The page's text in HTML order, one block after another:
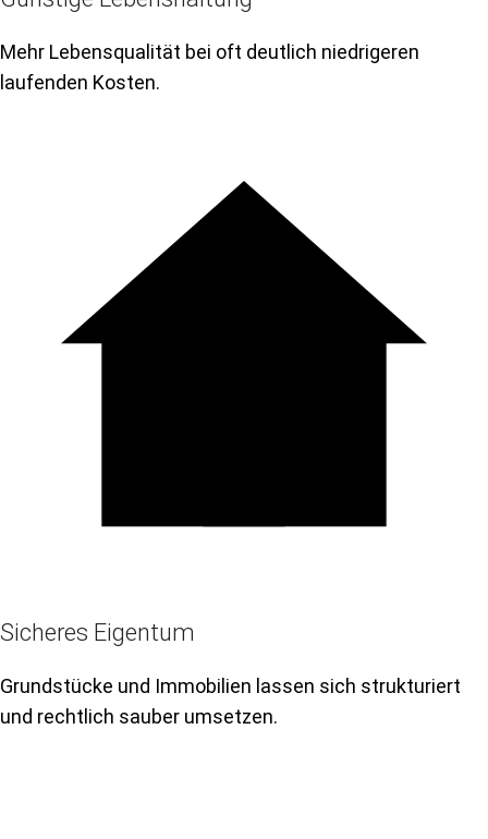
Mehr Lebensqualität bei oft deutlich niedrigeren
laufenden Kosten.
Sicheres Eigentum
Grundstücke und Immobilien lassen sich strukturiert
und rechtlich sauber umsetzen.